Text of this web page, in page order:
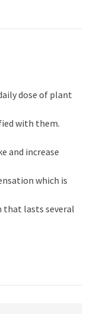
dose of plant
with them.
and increase
which is
that lasts several